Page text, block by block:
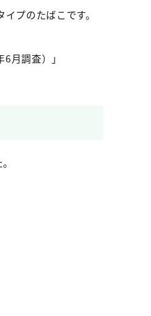
プのたばこです。
月調査）」